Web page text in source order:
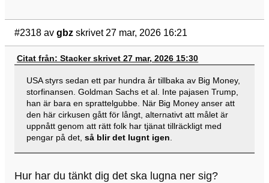
#2318 av gbz skrivet 27 mar, 2026 16:21
Citat från: Stacker skrivet 27 mar, 2026 15:30
USA styrs sedan ett par hundra år tillbaka av Big Money,
storfinansen. Goldman Sachs et al. Inte pajasen Trump,
han är bara en sprattelgubbe. När Big Money anser att
den här cirkusen gått för långt, alternativt att målet är
uppnått genom att rätt folk har tjänat tillräckligt med
pengar på det, så blir det lugnt igen
Hur har du tänkt dig det ska lugna ner sig?